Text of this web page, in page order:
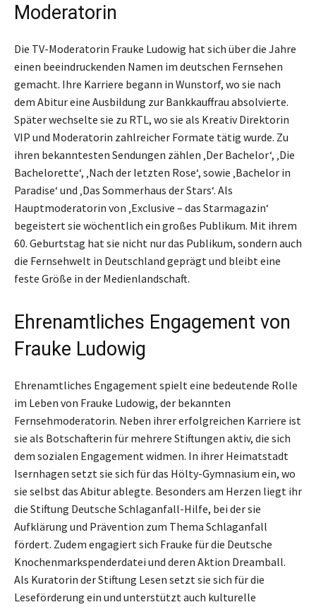
Moderatorin
Die TV-Moderatorin Frauke Ludowig hat sich über die Jahre
einen beeindruckenden Namen im deutschen Fernsehen
gemacht. Ihre Karriere begann in Wunstorf, wo sie nach
dem Abitur eine Ausbildung zur Bankkauffrau absolvierte.
Später wechselte sie zu RTL, wo sie als Kreativ Direktorin
VIP und Moderatorin zahlreicher Formate tätig wurde. Zu
ihren bekanntesten Sendungen zählen ‚Der Bachelor‘, ‚Die
Bachelorette‘, ‚Nach der letzten Rose‘, sowie ‚Bachelor in
Paradise‘ und ‚Das Sommerhaus der Stars‘. Als
Hauptmoderatorin von ‚Exclusive – das Starmagazin‘
begeistert sie wöchentlich ein großes Publikum. Mit ihrem
60. Geburtstag hat sie nicht nur das Publikum, sondern auch
die Fernsehwelt in Deutschland geprägt und bleibt eine
feste Größe in der Medienlandschaft.
Ehrenamtliches Engagement von
Frauke Ludowig
Ehrenamtliches Engagement spielt eine bedeutende Rolle
im Leben von Frauke Ludowig, der bekannten
Fernsehmoderatorin. Neben ihrer erfolgreichen Karriere ist
sie als Botschafterin für mehrere Stiftungen aktiv, die sich
dem sozialen Engagement widmen. In ihrer Heimatstadt
Isernhagen setzt sie sich für das Hölty-Gymnasium ein, wo
sie selbst das Abitur ablegte. Besonders am Herzen liegt ihr
die Stiftung Deutsche Schlaganfall-Hilfe, bei der sie
Aufklärung und Prävention zum Thema Schlaganfall
fördert. Zudem engagiert sich Frauke für die Deutsche
Knochenmarkspenderdatei und deren Aktion Dreamball.
Als Kuratorin der Stiftung Lesen setzt sie sich für die
Leseförderung ein und unterstützt auch kulturelle